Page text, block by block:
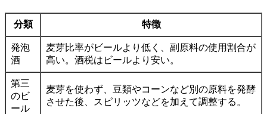
分類 特徴
発泡
酒
麦芽比率がビールより低く、副原料の使用割合が
高い。酒税はビールより安い。
第三
のビ
ール
麦芽を使わず、豆類やコーンなど別の原料を発酵
させた後、スピリッツなどを加えて調整する。